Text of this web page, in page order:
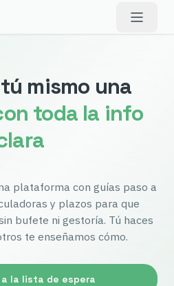
mismo una
toda la info
plataforma con guías paso a
y plazos para que
bufete ni gestoría. Tú haces
te enseñamos cómo.
la lista de espera